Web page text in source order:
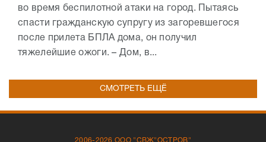
во время беспилотной атаки на город. Пытаясь
спасти гражданскую супругу из загоревшегося
после прилета БПЛА дома, он получил
тяжелейшие ожоги. – Дом, в...
СМОТРЕТЬ ЕЩЁ
2006-2026 ООО "СВЖ"ОСТРОВ"